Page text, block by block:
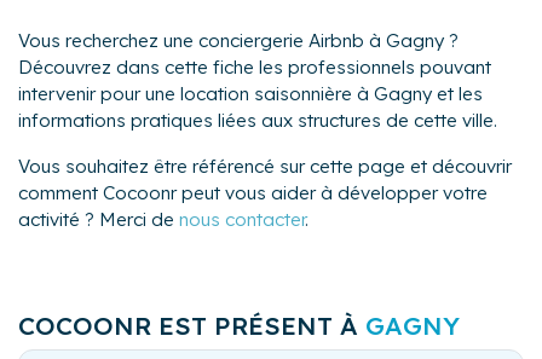
Vous recherchez une conciergerie Airbnb à Gagny ?
Découvrez dans cette fiche les professionnels pouvant
intervenir pour une location saisonnière à Gagny et les
informations pratiques liées aux structures de cette ville.
Vous souhaitez être référencé sur cette page et découvrir
comment Cocoonr peut vous aider à développer votre
activité ? Merci de nous contacter.
COCOONR EST PRÉSENT À GAGNY